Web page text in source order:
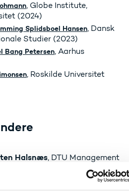
, Globe Institute,
(2024)
Splidsboel Hansen, Dansk
Studier (2023)
Bang Petersen, Aarhus
, Roskilde Universitet
Halsnæs, DTU Management
Pedersen
, Københavns